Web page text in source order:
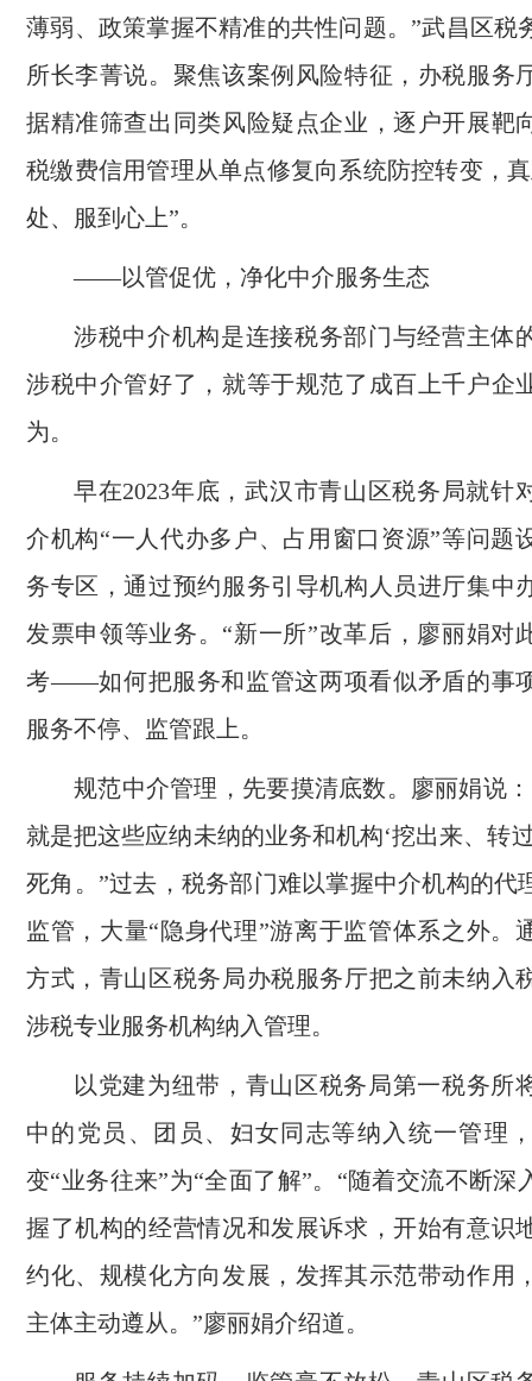
薄弱、政策掌握不精准的共性问题。”武昌区税
所长李菁说。聚焦该案例风险特征，办税服务
据精准筛查出同类风险疑点企业，逐户开展靶
税缴费信用管理从单点修复向系统防控转变，
处、服到心上”。
——以管促优，净化中介服务生态
涉税中介机构是连接税务部门与经营主体
涉税中介管好了，就等于规范了成百上千户企
为。
早在2023年底，武汉市青山区税务局就针
介机构“一人代办多户、占用窗口资源”等问题
务专区，通过预约服务引导机构人员进厅集中
发票申领等业务。“新一所”改革后，廖丽娟对
考——如何把服务和监管这两项看似矛盾的事
服务不停、监管跟上。
规范中介管理，先要摸清底数。廖丽娟说
就是把这些应纳未纳的业务和机构‘挖出来、转
死角。”过去，税务部门难以掌握中介机构的代
监管，大量“隐身代理”游离于监管体系之外。
方式，青山区税务局办税服务厅把之前未纳入
涉税专业服务机构纳入管理。
以党建为纽带，青山区税务局第一税务所
中的党员、团员、妇女同志等纳入统一管理
变“业务往来”为“全面了解”。“随着交流不断深
握了机构的经营情况和发展诉求，开始有意识
约化、规模化方向发展，发挥其示范带动作用
主体主动遵从。”廖丽娟介绍道。